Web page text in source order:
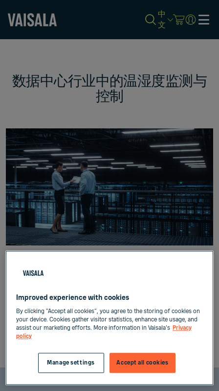
content
中
文
数据中心行业中的温湿度监测与
控制
十一 月 25, 2025
与维萨拉专家一起，探索如何用精准测量实现更高
效、更绿色的数据中心未来。
Improved experience with cookies
By clicking “Accept all cookies”, you agree to the storing of cookies on
your device. Cookies gather visitor statistics, enhance site usage, and
assist our marketing efforts. More information in Vaisala's Privacy
policy
Accept all cookies
Manage settings